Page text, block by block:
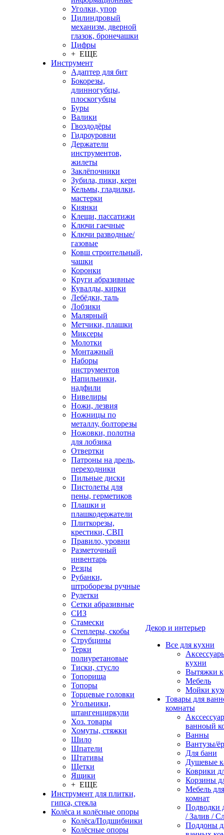
Уголки, упор
Цилиндровый
механизм, дверной
глазок, бронечашки
Цифры
+ ЕЩЕ
Инструмент
Адаптер для бит
Бокорезы,
длинногубцы,
плоскогубцы
Буры
Валики
Гвоздодёры
Гидроуровни
Держатели
инструментов,
жилеты
Заклёпочники
Зубила, пики, керн
Кельмы, гладилки,
мастерки
Киянки
Клещи, пассатижи
Ключи гаечные
Ключи разводные/
газовые
Ковш строительный,
чашки
Коронки
Круги абразивные
Кувалды, кирки
Лебёдки, таль
Лобзики
Малярный
Метчики, плашки
Миксеры
Молотки
Монтажный
Наборы
инструментов
Напильники,
надфили
Нивелиры
Ножи, лезвия
Ножницы по
металлу, болторезы
Ножовки, полотна
для лобзика
Отвертки
Патроны на дрель,
переходники
Пильные диски
Пистолеты для
пены, герметиков
Плашки и
плашкодержатели
Плиткорезы,
крестики, СВП
Правило, уровни
Разметочный
инвентарь
Резцы
Рубанки,
штроборезы ручные
Рулетки
Сетки абразивные
СИЗ
Стамески
Степлеры, скобы
Струбцины
Терки
полиуретановые
Тиски, стусло
Топорища
Топоры
Торцевые головки
Угольники,
штангенциркули
Хоз. товары
Хомуты, стяжки
Шило
Шпатели
Штативы
Щетки
Ящики
+ ЕЩЕ
Инструмент для плитки,
гипса, стекла
Колёса и колёсные опоры
Колёса/Подшибники
Колёсные опоры
Декор и интерьер
Все для кухни
кухни
Вытяжки
Мебель
Мойки
Товары для
комнаты
ванноый
Ванны
Вантузы/
Для бани
Душевые
Коврики
Корзины
Мебель
комнат
Подводки
/ Залив /
Поддоны